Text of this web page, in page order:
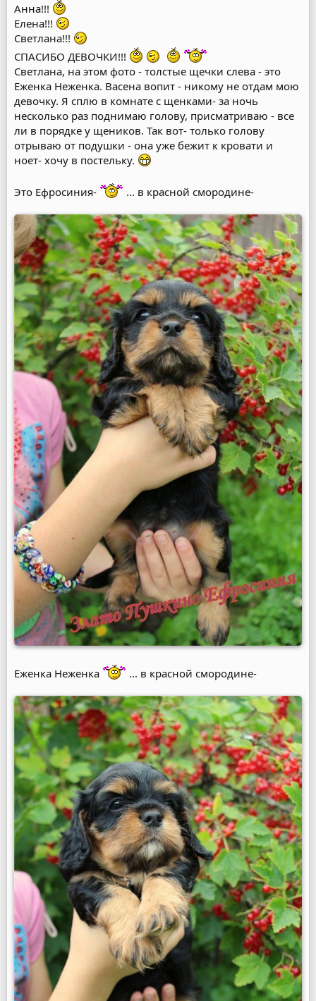
Анна!!!
Елена!!!
Светлана!!!
СПАСИБО ДЕВОЧКИ!!!
Светлана, на этом фото - толстые щечки слева - это
Еженка Неженка. Васена вопит - никому не отдам мою
девочку. Я сплю в комнате с щенками- за ночь
несколько раз поднимаю голову, присматриваю - все
ли в порядке у щеников. Так вот- только голову
отрываю от подушки - она уже бежит к кровати и
ноет- хочу в постельку.
Это Ефросиния- ... в красной смородине-
Еженка Неженка ... в красной смородине-